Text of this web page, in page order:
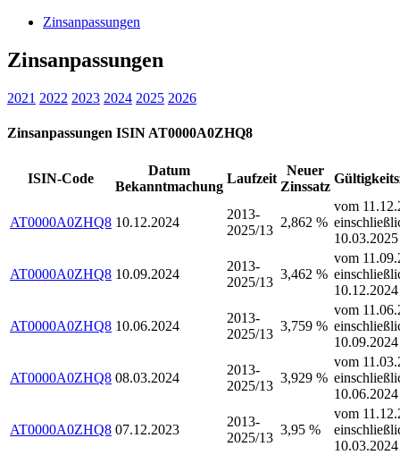
Zinsanpassungen
Zinsanpassungen
2021 2022 2023 2024 2025 2026
Zinsanpassungen ISIN AT0000A0ZHQ8
ISIN-Code
Datum
Bekanntmachung
Laufzeit
Neuer
Zinssatz
AT0000A0ZHQ8 10.12.2024
2013-
2025/13
2,862 %
vom
10.03.2025
AT0000A0ZHQ8 10.09.2024
2013-
2025/13
3,462 %
vom
10.12.2024
AT0000A0ZHQ8 10.06.2024
2013-
2025/13
3,759 %
vom
10.09.2024
AT0000A0ZHQ8 08.03.2024
2013-
2025/13
3,929 %
vom
10.06.2024
AT0000A0ZHQ8 07.12.2023
2013-
2025/13
3,95 %
vom
10.03.2024